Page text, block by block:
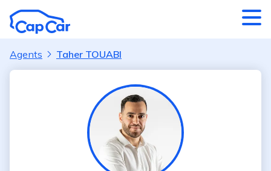
Agents Taher TOUABI